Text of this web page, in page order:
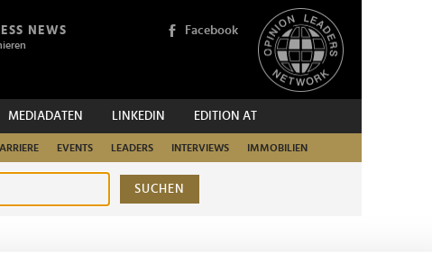
NEWS Facebook
MEDIADATEN LINKEDIN EDITION AT
EVENTS LEADERS INTERVIEWS IMMOBILIEN
SUCHEN